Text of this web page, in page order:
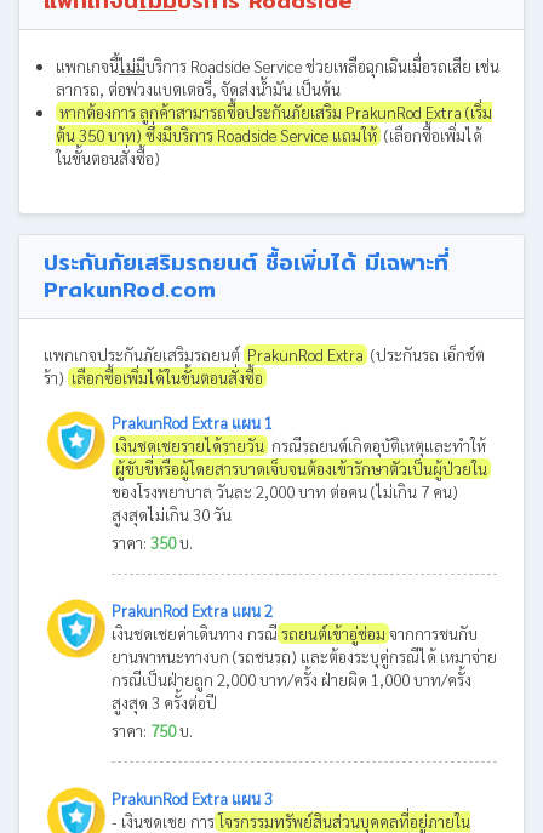
แพกเกจนี้ไม่มีบริการ Roadside Service ช่วยเหลือฉุกเฉินเมื่อรถเสีย เช่น
ลากรถ, ต่อพ่วงแบตเตอรี่, จัดส่งน้ำมัน เป็นต้น
หากต้องการ ลูกค้าสามารถซื้อประกันภัยเสริม PrakunRod Extra (เริ่ม
ต้น 350 บาท) ซึ่งมีบริการ Roadside Service แถมให้ (เลือกซื้อเพิ่มได้
ในขั้นตอนสั่งซื้อ)
ประกันภัยเสริมรถยนต์ ซื้อเพิ่มได้ มีเฉพาะที่
PrakunRod.com
แพกเกจประกันภัยเสริมรถยนต์ PrakunRod Extra (ประกันรถ เอ็กซ์ต
ร้า) เลือกซื้อเพิ่มได้ในขั้นตอนสั่งซื้อ
PrakunRod Extra แผน 1
เงินชดเชยรายได้รายวัน กรณีรถยนต์เกิดอุบัติเหตุและทำให้
ผู้ขับขี่หรือผู้โดยสารบาดเจ็บจนต้องเข้ารักษาตัวเป็นผู้ป่วยใน
ของโรงพยาบาล วันละ 2,000 บาท ต่อคน (ไม่เกิน 7 คน)
สูงสุดไม่เกิน 30 วัน
ราคา: 350บ.
PrakunRod Extra แผน 2
เงินชดเชยค่าเดินทาง กรณี รถยนต์เข้าอู่ซ่อม จากการชนกับ
ยานพาหนะทางบก (รถชนรถ) และต้องระบุคู่กรณีได้ เหมาจ่าย
กรณีเป็นฝ่ายถูก 2,000 บาท/ครั้ง ฝ่ายผิด 1,000 บาท/ครั้ง
สูงสุด 3 ครั้งต่อปี
ราคา: 750บ.
PrakunRod Extra แผน 3
- เงินชดเชย การโจรกรรมทรัพย์สินส่วนบุคคลที่อยู่ภายใน